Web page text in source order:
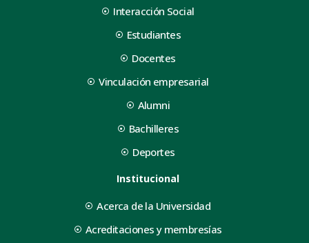
Interacción Social
Estudiantes
Docentes
Vinculación empresarial
Alumni
Bachilleres
Deportes
Institucional
Acerca de la Universidad
Acreditaciones y membresías